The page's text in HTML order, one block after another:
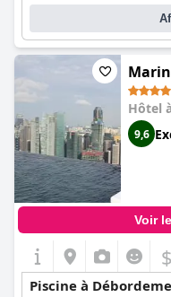
Hôtel
9,6
Voir
$
Piscine à